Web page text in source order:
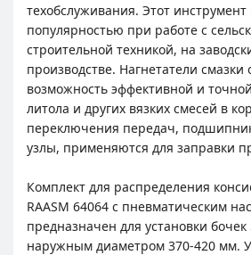
техобслуживания. Этот инструмент
популярностью при работе с
строительной техникой, на
производстве. Нагнетатели
возможность эффективной и
литола и других вязких смесей в
переключения передач,
узлы, применяются для заправки
Комплект для распределения
RAASM 64064 с пневматическим
предназначен для установки бочек
наружным диаметром 370-420 мм.